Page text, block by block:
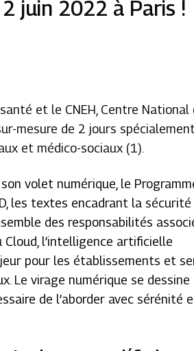
juin 2022 à Paris !
et le CNEH, Centre National
mesure de 2 jours spécialement
et médico-sociaux (1).
volet numérique, le
les textes encadrant la sécurité
des responsabilités
Cloud, l’intelligence artificielle
pour les établissements et
Le virage numérique se dessine
de l’aborder avec sérénité